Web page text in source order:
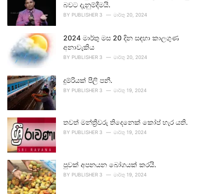
බවට දැනුම්දීමයි.
BY PUBLISHER 3 මාර්තු 20, 2024
2024 මාර්තු මස 20 දින සඳහා කාලගුණ
අනාවැකිය
BY PUBLISHER 3 මාර්තු 20, 2024
දුම්රියක් පීලි පනී.
BY PUBLISHER 3 මාර්තු 19, 2024
තවත් මන්ත්‍රීවරු තිදෙනෙක් කෝප් හැර යති.
BY PUBLISHER 3 මාර්තු 19, 2024
පුවක් අපනයන බෝගයක් කරයි.
BY PUBLISHER 3 මාර්තු 19, 2024